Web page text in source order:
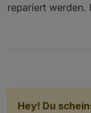
repariert werden.
Hey! Du